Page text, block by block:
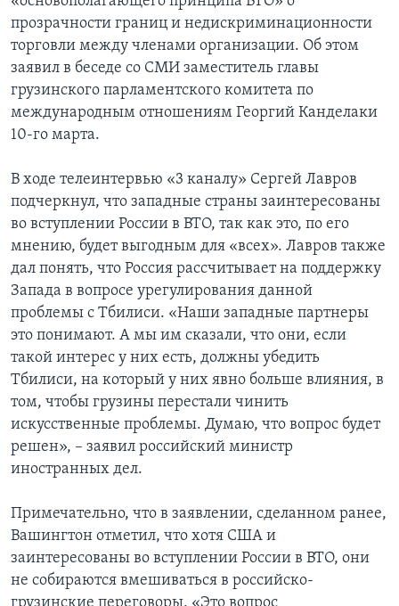
прозрачности границ и недискриминационности
торговли между членами организации. Об этом
заявил в беседе со СМИ заместитель главы
грузинского парламентского комитета по
международным отношениям Георгий Канделаки
10-го марта.
В ходе телеинтервью «3 каналу» Сергей Лавров
подчеркнул, что западные страны заинтересованы
во вступлении России в ВТО, так как это, по его
мнению, будет выгодным для «всех». Лавров также
дал понять, что Россия рассчитывает на поддержку
Запада в вопросе урегулирования данной
проблемы с Тбилиси. «Наши западные партнеры
это понимают. А мы им сказали, что они, если
такой интерес у них есть, должны убедить
Тбилиси, на который у них явно больше влияния, в
том, чтобы грузины перестали чинить
искусственные проблемы. Думаю, что вопрос будет
решен», – заявил российский министр
иностранных дел.
Примечательно, что в заявлении, сделанном ранее,
Вашингтон отметил, что хотя США и
заинтересованы во вступлении России в ВТО, они
не собираются вмешиваться в российско-